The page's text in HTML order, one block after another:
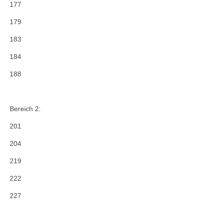
177
179
183
184
188
Bereich 2:
201
204
219
222
227